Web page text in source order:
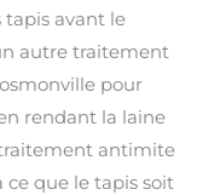
tapis avant le
autre traitement
pour
rendant la laine
antimite
ce que le tapis soit